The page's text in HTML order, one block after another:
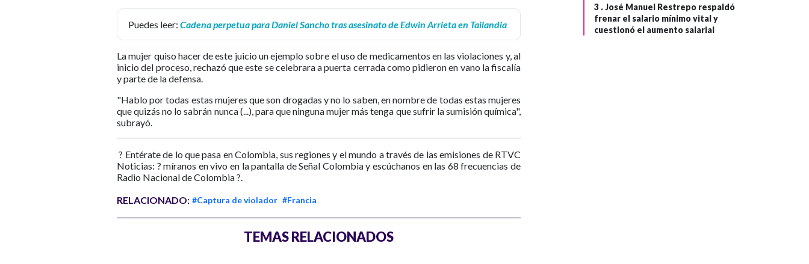
Puedes leer: Cadena perpetua para Daniel Sancho tras asesinato de Edwin Arrieta en Tailandia
La mujer quiso hacer de este juicio un ejemplo sobre el uso de medicamentos en las violaciones y, al
inicio del proceso, rechazó que este se celebrara a puerta cerrada como pidieron en vano la fiscalía
y parte de la defensa.
"Hablo por todas estas mujeres que son drogadas y no lo saben, en nombre de todas estas mujeres
que quizás no lo sabrán nunca (...), para que ninguna mujer más tenga que sufrir la sumisión química",
subrayó.
? Entérate de lo que pasa en Colombia, sus regiones y el mundo a través de las emisiones de RTVC
Noticias: ? míranos en vivo en la pantalla de Señal Colombia y escúchanos en las 68 frecuencias de
Radio Nacional de Colombia ?.
RELACIONADO: #Captura de violador #Francia
TEMAS RELACIONADOS
3 .José Manuel Restrepo respaldó
frenar el salario mínimo vital y
cuestionó el aumento salarial